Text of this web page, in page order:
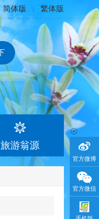
官方微博
官方微信
简体版 繁体版
旅游翁源